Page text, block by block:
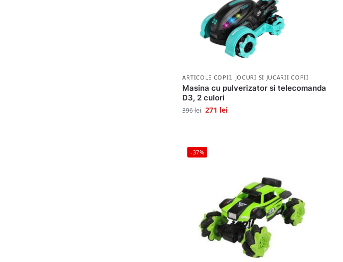
ARTICOLE COPII, JOCURI SI JUCARII COPII
Masina cu pulverizator si telecomanda
D3, 2 culori
396lei 271 lei
-37%